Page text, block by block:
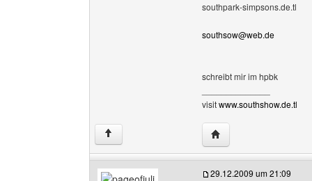
southpark-simpsons.de.tl
southsow@web.de
schreibt mir im hpbk
visitwww.southshow.de.tl
↑ Website dieses
29.12.2009 um 21:09